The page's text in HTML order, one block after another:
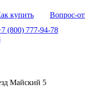
купить Вопрос-
(800) 777-94-78
Майский 5